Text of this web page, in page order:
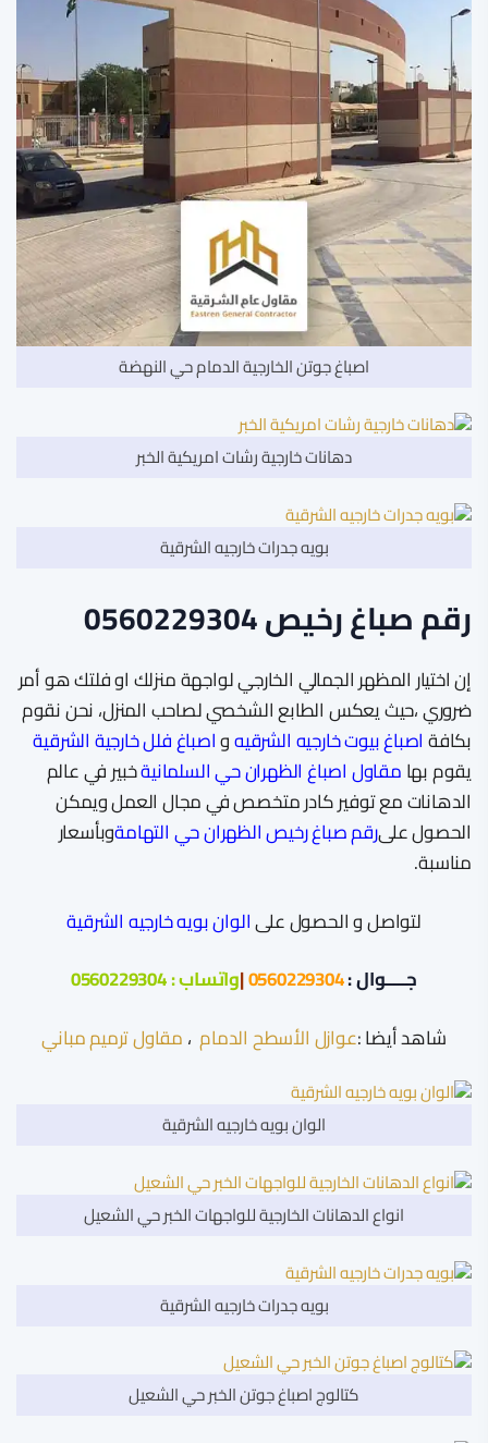
اصباغ جوتن الخارجية الدمام حي النهضة
دهانات خارجية رشات امريكية الخبر
بويه جدرات خارجيه الشرقية
رقم صباغ رخيص 0560229304
إن اختيار المظهر الجمالي الخارجي لواجهة منزلك او فلتك هو أمر
ضروري ،حيث يعكس الطابع الشخصي لصاحب المنزل، نحن نقوم
بكافةاصباغ بيوت خارجيه الشرقيهواصباغ فلل خارجية الشرقية
يقوم بهامقاول اصباغ الظهران حي السلمانيةخبير في عالم
الدهانات مع توفير كادر متخصص في مجال العمل ويمكن
الحصول علىرقم صباغ رخيص الظهران حي التهامةوبأسعار
مناسبة.
لتواصل و الحصول علىالوان بويه خارجيه الشرقية
جـــــوال :0560229304
|واتساب :0560229304
شاهد أيضا :عوازل الأسطح الدمام،مقاول ترميم مباني
الوان بويه خارجيه الشرقية
انواع الدهانات الخارجية للواجهات الخبر حي الشعيل
بويه جدرات خارجيه الشرقية
كتالوج اصباغ جوتن الخبر حي الشعيل